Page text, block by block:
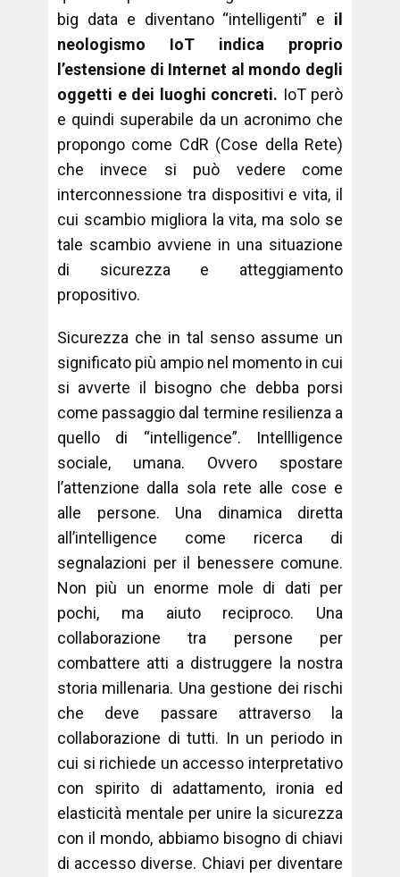
big data e diventano “intelligenti” e il
neologismo IoT indica proprio
l’estensione di Internet al mondo degli
oggetti e dei luoghi concreti. IoT però
e quindi superabile da un acronimo che
propongo come CdR (Cose della Rete)
che invece si può vedere come
interconnessione tra dispositivi e vita, il
cui scambio migliora la vita, ma solo se
tale scambio avviene in una situazione
di sicurezza e atteggiamento
propositivo.
Sicurezza che in tal senso assume un
significato più ampio nel momento in cui
si avverte il bisogno che debba porsi
come passaggio dal termine resilienza a
quello di “intelligence”. Intellligence
sociale, umana. Ovvero spostare
l’attenzione dalla sola rete alle cose e
alle persone. Una dinamica diretta
all’intelligence come ricerca di
segnalazioni per il benessere comune.
Non più un enorme mole di dati per
pochi, ma aiuto reciproco. Una
collaborazione tra persone per
combattere atti a distruggere la nostra
storia millenaria. Una gestione dei rischi
che deve passare attraverso la
collaborazione di tutti. In un periodo in
cui si richiede un accesso interpretativo
con spirito di adattamento, ironia ed
elasticità mentale per unire la sicurezza
con il mondo, abbiamo bisogno di chiavi
di accesso diverse. Chiavi per diventare